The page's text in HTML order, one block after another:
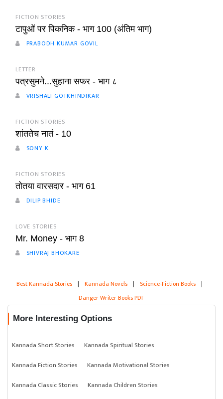
FICTION STORIES
टापुओं पर पिकनिक - भाग 100 (अंतिम भाग)
PRABODH KUMAR GOVIL
LETTER
पत्रसुमने...सुहाना सफर - भाग ८
VRISHALI GOTKHINDIKAR
FICTION STORIES
शांततेच नातं - 10
SONY K
FICTION STORIES
तोतया वारसदार - भाग 61
DILIP BHIDE
LOVE STORIES
Mr. Money - भाग 8
SHIVRAJ BHOKARE
Best Kannada Stories | Kannada Novels | Science-Fiction Books |
Danger Writer Books PDF
More Interesting Options
Kannada Short Stories
Kannada Spiritual Stories
Kannada Fiction Stories
Kannada Motivational Stories
Kannada Classic Stories
Kannada Children Stories